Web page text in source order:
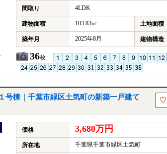
間取り 4LDK
建物面積 103.83㎡ 土地面積
築年月 2025年8月 建物構造
36枚
棟｜千葉市緑区土気町の新築一戸建て
価格 3,680万円
所在地 千葉県千葉市緑区土気町